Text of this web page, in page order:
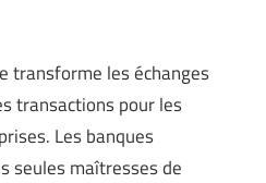
transforme les échanges
transactions pour les
Les banques
seules maîtresses de